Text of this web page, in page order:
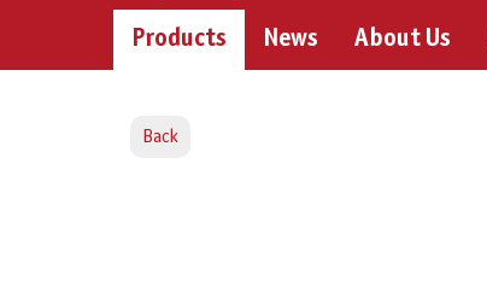
Products News About Us
Back